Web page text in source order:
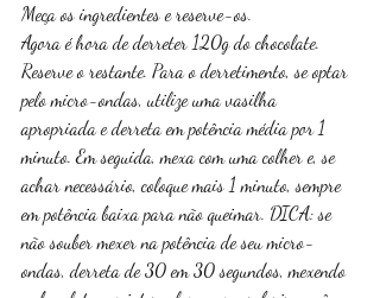
Meça os ingredientes e reserve-os.
Agora é hora de derreter 120g do chocolate.
Reserve o restante. Para o derretimento, se optar
pelo micro-ondas, utilize uma vasilha
apropriada e derreta em potência média por 1
minuto. Em seguida, mexa com uma colher e, se
achar necessário, coloque mais 1 minuto, sempre
em potência baixa para não queimar. DICA: se
não souber mexer na potência de seu micro-
ondas, derreta de 30 em 30 segundos, mexendo